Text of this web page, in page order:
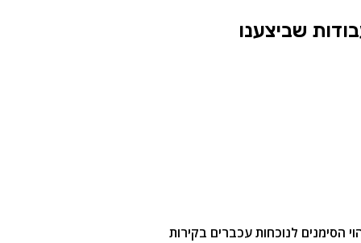
שביצענו
הסימנים לנוכחות עכברים בקירות